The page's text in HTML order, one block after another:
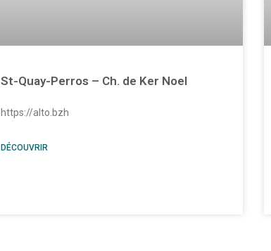
St-Quay-Perros – Ch. de Ker Noel
https://alto.bzh
DÉCOUVRIR